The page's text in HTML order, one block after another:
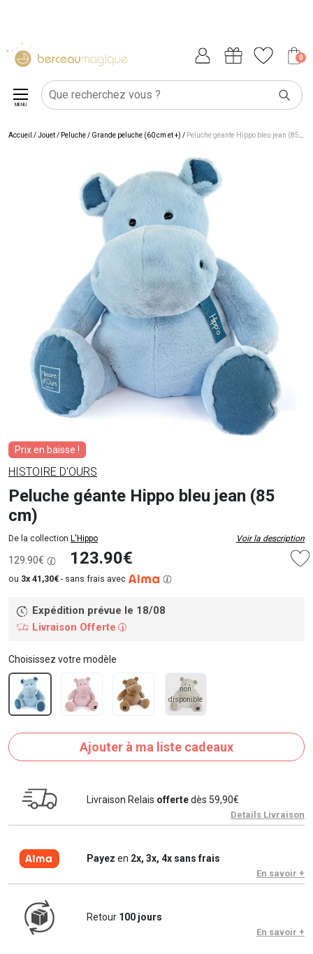
0
MENU
Accueil /Jouet/ Peluche/ Grande peluche (60 cm et +) / Peluche géante Hippo bleu jean (85 cm)
Prix en baisse !
HISTOIRE D'OURS
Peluche géante Hippo bleu jean (85
cm)
De la collection L'Hippo Voir la description
129.90€ 123.90€
ou 3x 41,30€ - sans frais avec
Expédition prévue le 18/08
Livraison Offerte
i
Choisissez votre modèle
non
disponible
Ajouter à ma liste cadeaux
Livraison Relais offertedès 59,90€
Details Livraison
Payez en 2x, 3x, 4x sans frais
En savoir +
Retour 100 jours
En savoir +